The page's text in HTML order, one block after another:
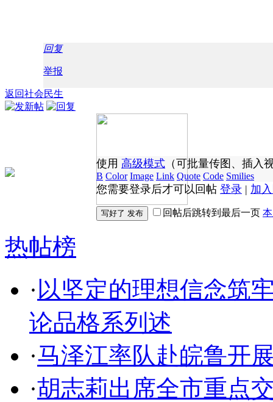
回复
举报
返回社会民生
使用 高级模式 （可批量传图、插入
B Color Image Link Quote Code Smilies
您需要登录后才可以回帖 登录 | 加
回帖后跳转到最后一页
热帖榜
·以坚定的理想信念筑
论品格系列述
·马泽江率队赴皖鲁开
·胡志莉出席全市重点